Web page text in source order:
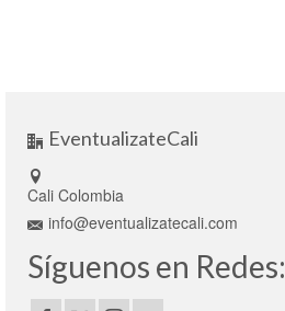
EventualizateCali
Cali Colombia
info@eventualizatecali.com
Síguenos en Redes: